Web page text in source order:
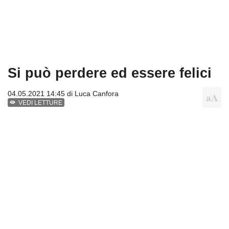
Si può perdere ed essere felici
04.05.2021 14:45 di Luca Canfora
VEDI LETTURE